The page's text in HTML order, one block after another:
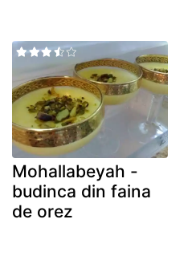
Mohallabeyah -
budinca din faina
de orez